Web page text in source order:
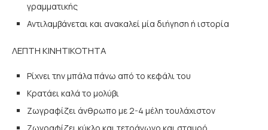
γραμματικής
Αντιλαμβάνεται και ανακαλεί μία διήγηση ή ιστορία
ΛΕΠΤΗ ΚΙΝΗΤΙΚΟΤΗΤΑ
Ρίχνει την μπάλα πάνω από το κεφάλι του
Κρατάει καλά το μολύβι
Ζωγραφίζει άνθρωπο με 2-4 μέλη τουλάχιστον